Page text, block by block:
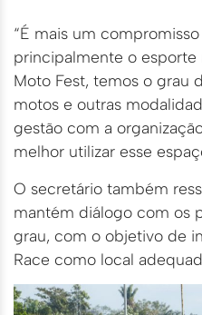
“É mais um
principalmente o esporte
Moto Fest, temos o grau
motos e outras
gestão com a
melhor utilizar esse
O secretário também
mantém diálogo com os
grau, com o objetivo de
Race como local